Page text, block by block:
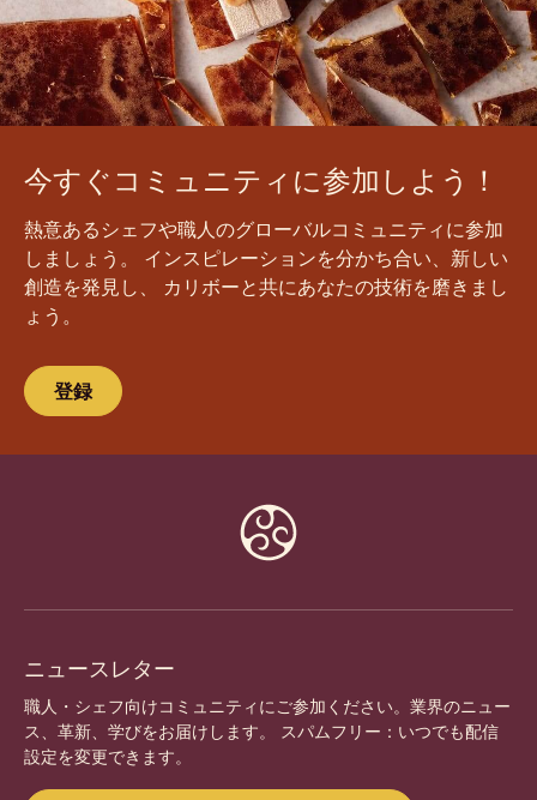
今すぐコミュニティに参加しよう！
熱意あるシェフや職人のグローバルコミュニティに参加
しましょう。 インスピレーションを分かち合い、新しい
創造を発見し、 カリボーと共にあなたの技術を磨きまし
ょう。
登録
ニュースレター
職人・シェフ向けコミュニティにご参加ください。業界のニュー
ス、革新、学びをお届けします。 スパムフリー：いつでも配信
設定を変更できます。